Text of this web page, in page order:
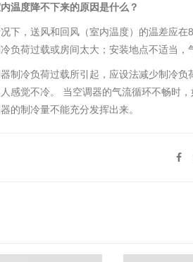
温度降不下来的原因是什么？
下，送风和回风（室内温度）的温差应
负荷过载或房间太大；安装地点不适当，
制冷负荷过载所引起，应设法减少制冷
感觉不冷。 当空调器的气流循环不畅时
的制冷量不能充分发挥出来。